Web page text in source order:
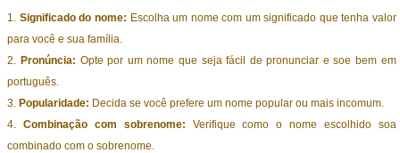
Significado do nome: Escolha um nome com um significado que tenha valor
para você e sua família.
Pronúncia: Opte por um nome que seja fácil de pronunciar e soe bem em
português.
Popularidade: Decida se você prefere um nome popular ou mais incomum.
Combinação com sobrenome: Verifique como o nome escolhido soa
combinado com o sobrenome.